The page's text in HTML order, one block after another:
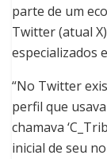
parte de um
Twitter (atual
especializados
“No Twitter
perfil que
chamava
inicial de seu